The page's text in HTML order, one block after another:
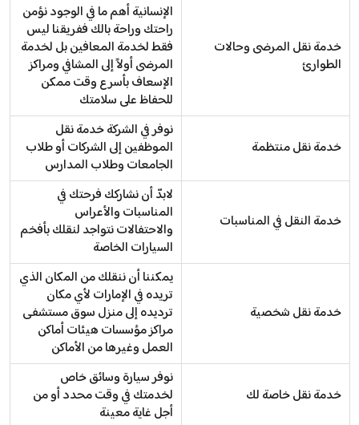
خدمة نقل المرضى وحالات
الطوارئ
الإنسانية أهم ما في الوجود نؤمن
راحتك وراحة بالك ففريقنا ليس
فقط لخدمة المعافين بل لخدمة
المرضى أولاً إلى المشافي ومراكز
الإسعاف بأسرع وقت ممكن
للحفاظ على سلامتك
خدمة نقل منتظمة
نوفر في الشركة خدمة نقل
الموظفين إلى الشركات أو طلاب
الجامعات وطلاب المدارس
خدمة النقل في المناسبات
لابدّ أن نشاركك فرحتك في
المناسبات والأعراس
والاحتفالات نتواجد لنقلك بأفخم
السيارات الخاصة
خدمة نقل شخصية
يمكننا أن ننقلك من المكان الذي
تريده في الإمارات لأي مكان
ترديده إلى منزل سوق مستشفى
مراكز مؤسسات هيئات أماكن
العمل وغيرها من الأماكن
خدمة نقل خاصة لك
نوفر سيارة وسائق خاص
لخدمتك في وقت محدد أو من
أجل غاية معينة